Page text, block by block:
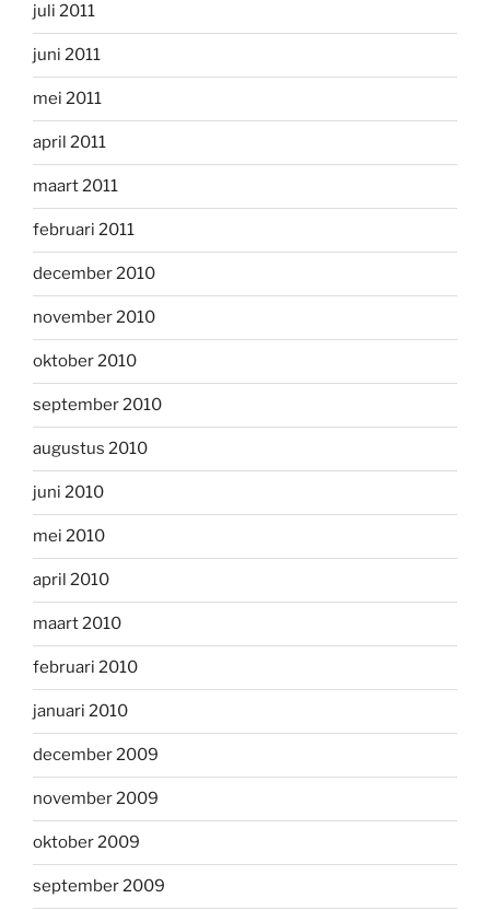
juli 2011
juni 2011
mei 2011
april 2011
maart 2011
februari 2011
december 2010
november 2010
oktober 2010
september 2010
augustus 2010
juni 2010
mei 2010
april 2010
maart 2010
februari 2010
januari 2010
december 2009
november 2009
oktober 2009
september 2009